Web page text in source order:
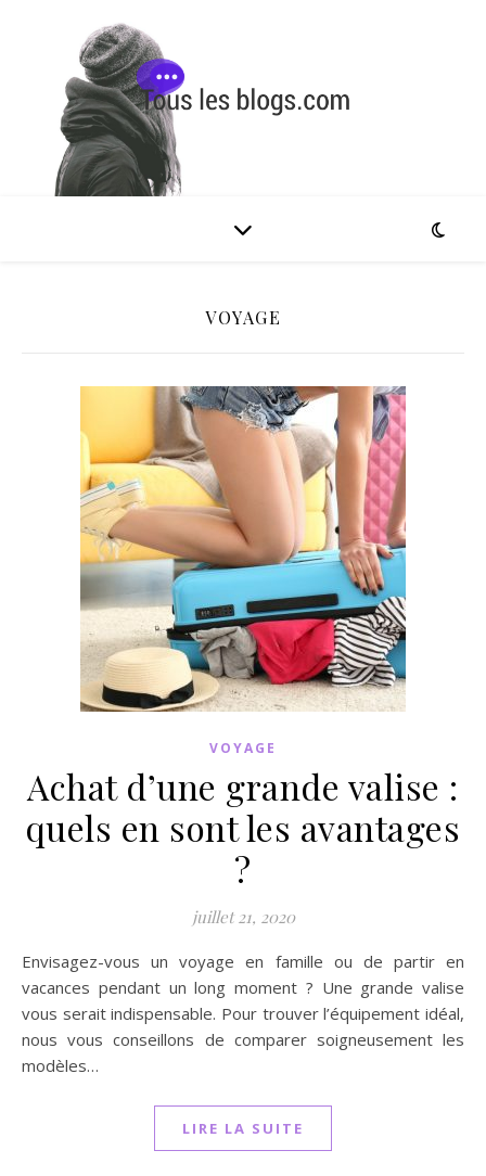
VOYAGE
VOYAGE
Achat d’une grande valise :
quels en sont les avantages
?
juillet 21, 2020
Envisagez-vous un voyage en famille ou de partir en
vacances pendant un long moment ? Une grande valise
vous serait indispensable. Pour trouver l’équipement idéal,
nous vous conseillons de comparer soigneusement les
modèles…
LIRE LA SUITE